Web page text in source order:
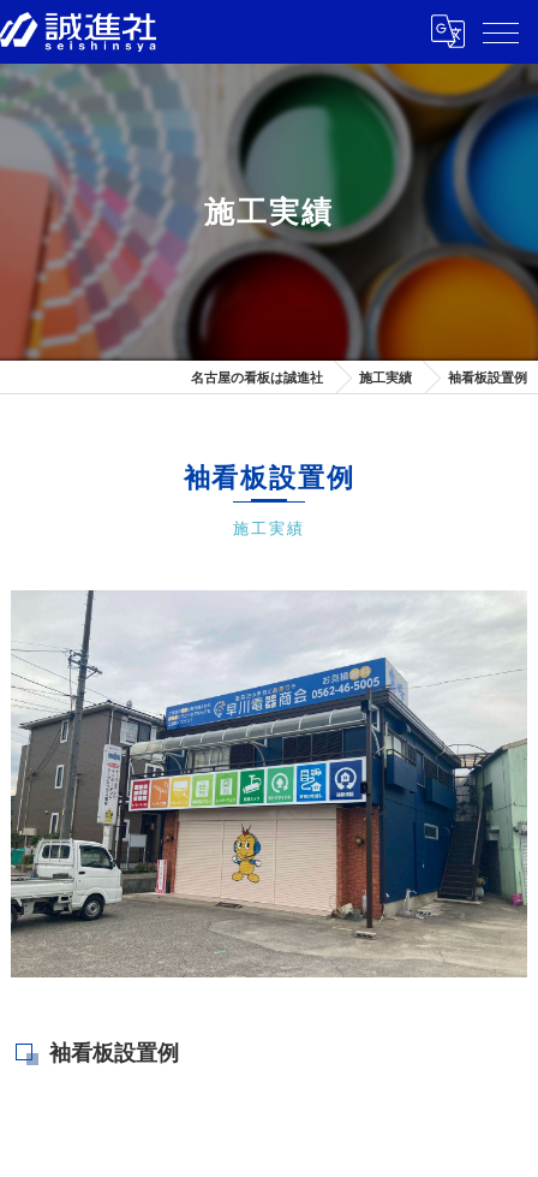
施工実績
名古屋の看板は誠進社 施工実績 袖看板設置例
施工実績
袖看板設置例
袖看板設置例